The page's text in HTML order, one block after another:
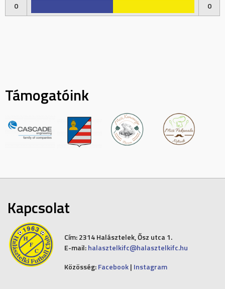
0
0
Támogatóink
Kapcsolat
Cím:2314 Halásztelek, Ősz utca 1.
E-mail: halasztelkifc@halasztelkifc.hu
Közösség: Facebook| Instagram